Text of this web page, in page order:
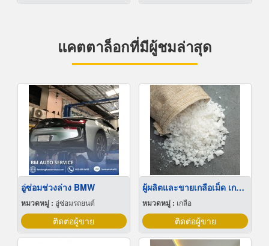
แคตตาล็อกที่มีผู้ชมล่าสุด
อู่ซ่อมช่วงล่าง BMW
หมวดหมู่ : อู่ซ่อมรถยนต์
ติดต่อผู้ขาย
ผู้ผลิตและขายเกลือเม็ด เกลือทะเล ราคาส่ง
หมวดหมู่ : เกลือ
ติดต่อผู้ขาย